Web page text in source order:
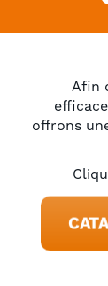
Afin
offrons